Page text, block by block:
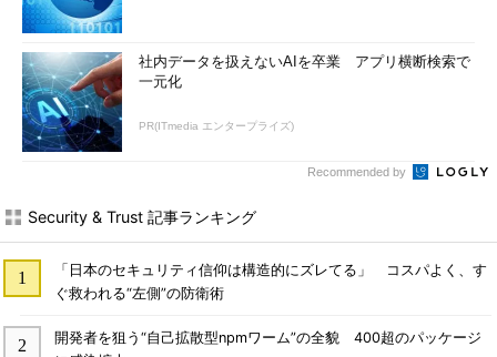
社内データを扱えないAIを卒業 アプリ横断検索で
一元化
PR(ITmedia エンタープライズ)
Recommended by
Security & Trust 記事ランキング
「日本のセキュリティ信仰は構造的にズレてる」 コスパよく、す
ぐ救われる“左側”の防衛術
開発者を狙う“自己拡散型npmワーム”の全貌 400超のパッケージ